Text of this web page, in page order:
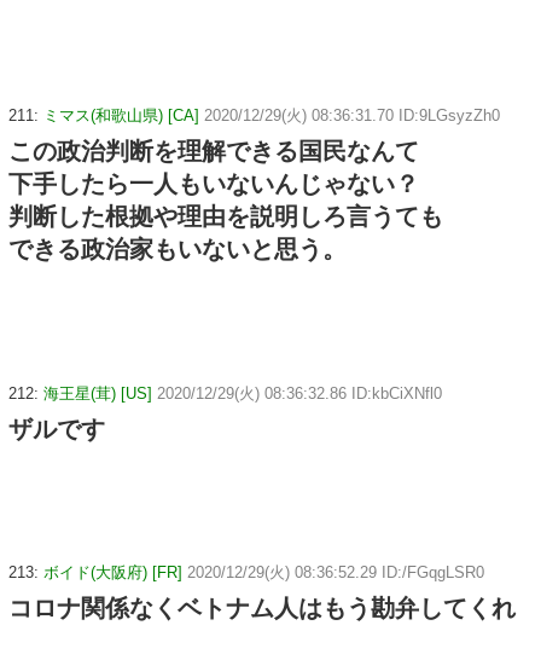
211: ミマス(和歌山県) [CA] 2020/12/29(火) 08:36:31.70 ID:9LGsyzZh0
この政治判断を理解できる国民なんて
下手したら一人もいないんじゃない？
判断した根拠や理由を説明しろ言うても
できる政治家もいないと思う。
212: 海王星(茸) [US] 2020/12/29(火) 08:36:32.86 ID:kbCiXNfl0
ザルです
213: ボイド(大阪府) [FR] 2020/12/29(火) 08:36:52.29 ID:/FGqgLSR0
コロナ関係なくベトナム人はもう勘弁してくれ